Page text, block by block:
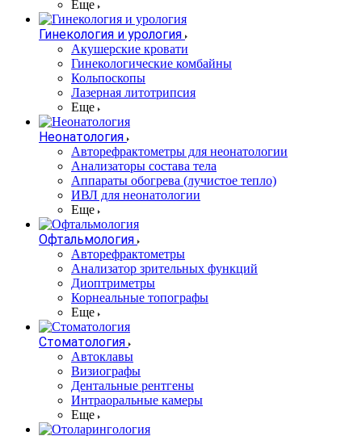
Еще
Гинекология и урология
Акушерские кровати
Гинекологические комбайны
Кольпоскопы
Лазерная литотрипсия
Еще
Неонатология
Авторефрактометры для неонатологии
Анализаторы состава тела
Аппараты обогрева (лучистое тепло)
ИВЛ для неонатологии
Еще
Офтальмология
Авторефрактометры
Анализатор зрительных функций
Диоптриметры
Корнеальные топографы
Еще
Стоматология
Автоклавы
Визиографы
Дентальные рентгены
Интраоральные камеры
Еще